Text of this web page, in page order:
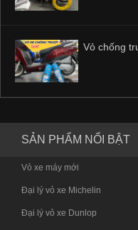
Vỏ chống
SẢN PHẨM NỔI BẬT
Vỏ xe máy mới
Đại lý vỏ xe Michelin
Đại lý vỏ xe Dunlop